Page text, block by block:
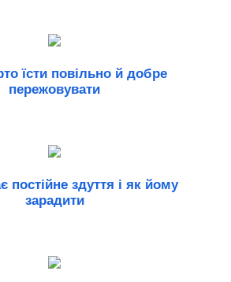
їсти повільно й добре
пережовувати
постійне здуття і як йому
зарадити